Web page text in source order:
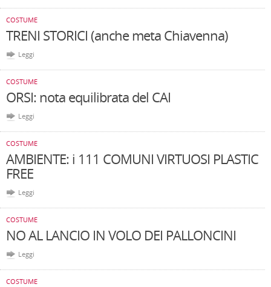
COSTUME
TRENI STORICI (anche meta Chiavenna)
Leggi
COSTUME
ORSI: nota equilibrata del CAI
Leggi
COSTUME
AMBIENTE: i 111 COMUNI VIRTUOSI PLASTIC
FREE
Leggi
COSTUME
NO AL LANCIO IN VOLO DEI PALLONCINI
Leggi
COSTUME